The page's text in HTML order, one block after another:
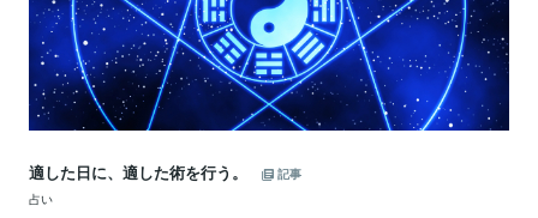
適した日に、適した術を行う。
記事
占い